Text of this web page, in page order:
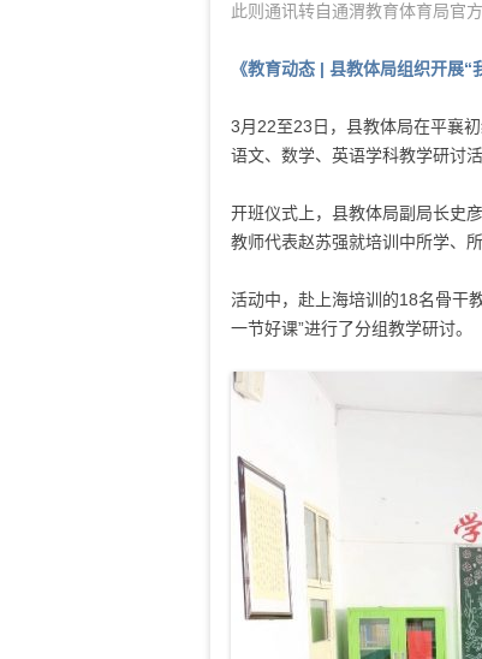
此则通讯转自通渭教育体育局官方
《教育动态 | 县教体局组织开展
3月 22至23 日，县教体局在平襄
语文、数学、英语学科教学研讨
开班仪式上，县教体局副局长史
教师代表赵苏强就培训中所学、
活动中，赴上海培训的18名骨干
一节好课”进行了分组教学研讨。